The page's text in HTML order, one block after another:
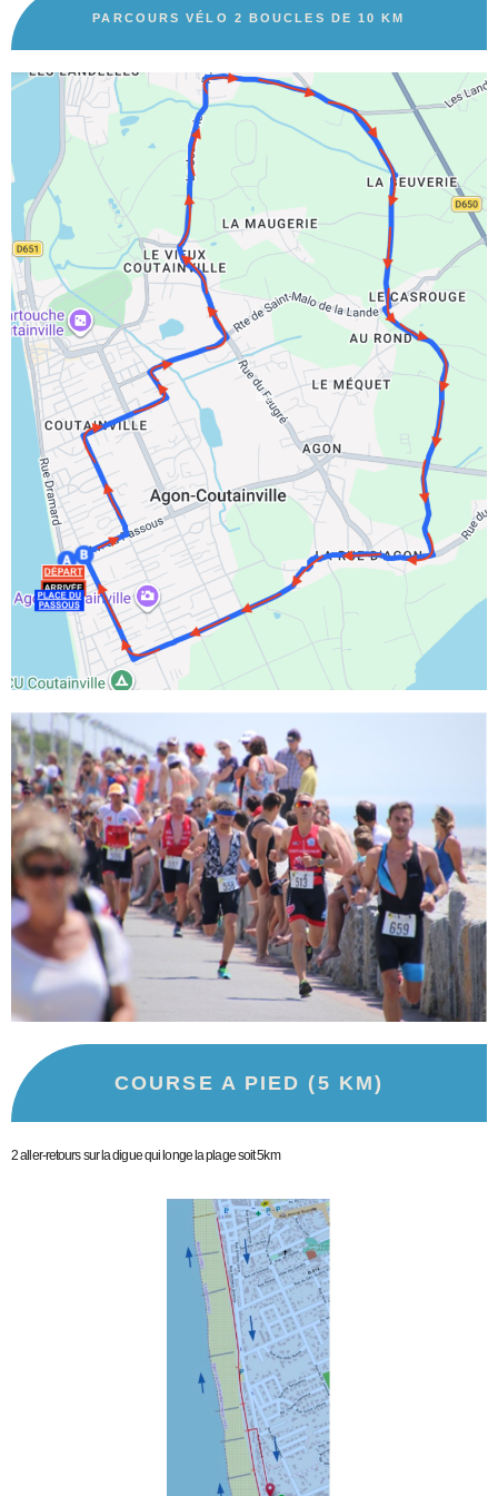
PARCOURS VÉLO 2 BOUCLES DE 10 KM
COURSE A PIED (5 KM)
2 aller-retours sur la digue qui longe la plage soit 5km